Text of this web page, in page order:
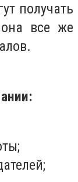
получать
она все же